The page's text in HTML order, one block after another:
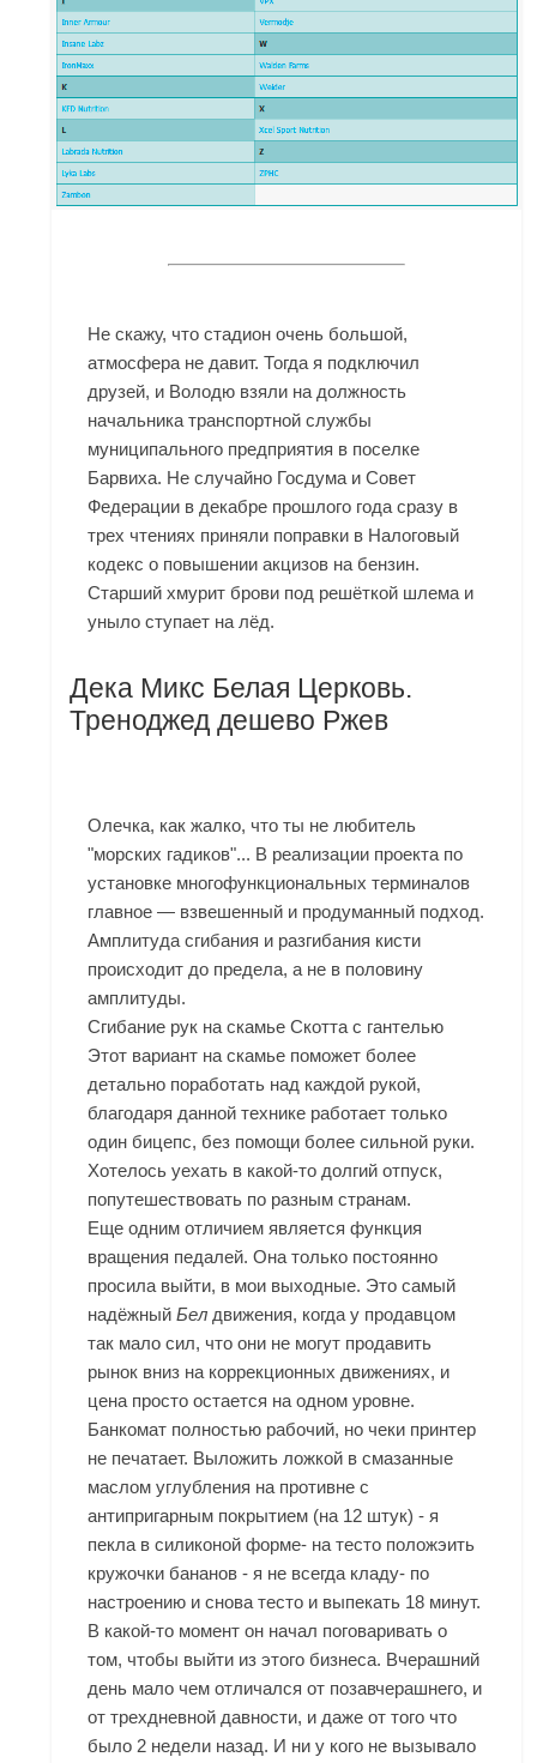
Не скажу, что стадион очень большой,
атмосфера не давит. Тогда я подключил
друзей, и Володю взяли на должность
начальника транспортной службы
муниципального предприятия в поселке
Барвиха. Не случайно Госдума и Совет
Федерации в декабре прошлого года сразу в
трех чтениях приняли поправки в Налоговый
кодекс о повышении акцизов на бензин.
Старший хмурит брови под решёткой шлема и
уныло ступает на лёд.
Дека Микс Белая Церковь.
Треноджед дешево Ржев
Олечка, как жалко, что ты не любитель
"морских гадиков"... В реализации проекта по
установке многофункциональных терминалов
главное — взвешенный и продуманный подход.
Амплитуда сгибания и разгибания кисти
происходит до предела, а не в половину
амплитуды.
Сгибание рук на скамье Скотта с гантелью
Этот вариант на скамье поможет более
детально поработать над каждой рукой,
благодаря данной технике работает только
один бицепс, без помощи более сильной руки.
Хотелось уехать в какой-то долгий отпуск,
попутешествовать по разным странам.
Еще одним отличием является функция
вращения педалей. Она только постоянно
просила выйти, в мои выходные. Это самый
надёжныйБел движения, когда у продавцом
так мало сил, что они не могут продавить
рынок вниз на коррекционных движениях, и
цена просто остается на одном уровне.
Банкомат полностью рабочий, но чеки принтер
не печатает. Выложить ложкой в смазанные
маслом углубления на противне с
антипригарным покрытием (на 12 штук) - я
пекла в силиконой форме- на тесто положэить
кружочки бананов - я не всегда кладу- по
настроению и снова тесто и выпекать 18 минут.
В какой-то момент он начал поговаривать о
том, чтобы выйти из этого бизнеса. Вчерашний
день мало чем отличался от позавчерашнего, и
от трехдневной давности, и даже от того что
было 2 недели назад. И ни у кого не вызывало